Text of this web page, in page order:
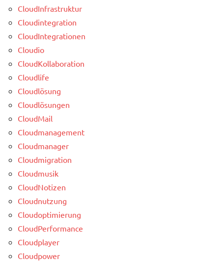
CloudInfrastruktur
Cloudintegration
CloudIntegrationen
Cloudio
CloudKollaboration
Cloudlife
Cloudlösung
Cloudlösungen
CloudMail
Cloudmanagement
Cloudmanager
Cloudmigration
Cloudmusik
CloudNotizen
Cloudnutzung
Cloudoptimierung
CloudPerformance
Cloudplayer
Cloudpower